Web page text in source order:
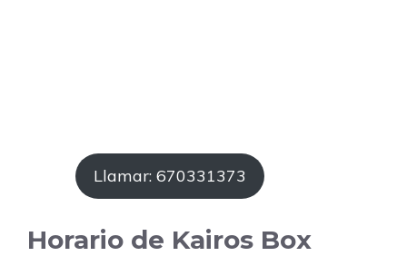
Llamar: 670331373
Horario de Kairos Box